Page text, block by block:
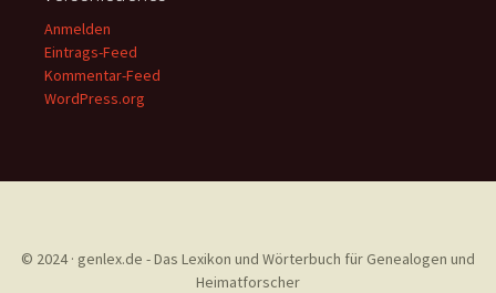
Anmelden
Eintrags-Feed
Kommentar-Feed
WordPress.org
© 2024 · genlex.de - Das Lexikon und Wörterbuch für Genealogen und
Heimatforscher